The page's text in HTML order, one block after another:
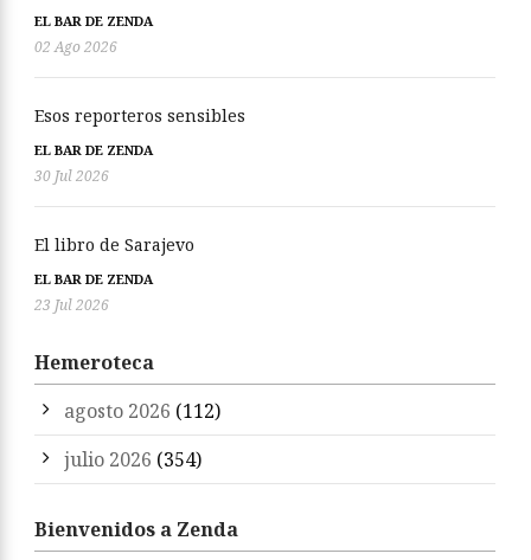
EL BAR DE ZENDA
02 Ago 2026
Esos reporteros sensibles
EL BAR DE ZENDA
30 Jul 2026
El libro de Sarajevo
EL BAR DE ZENDA
23 Jul 2026
Hemeroteca
agosto 2026 (112)
julio 2026 (354)
Bienvenidos a Zenda